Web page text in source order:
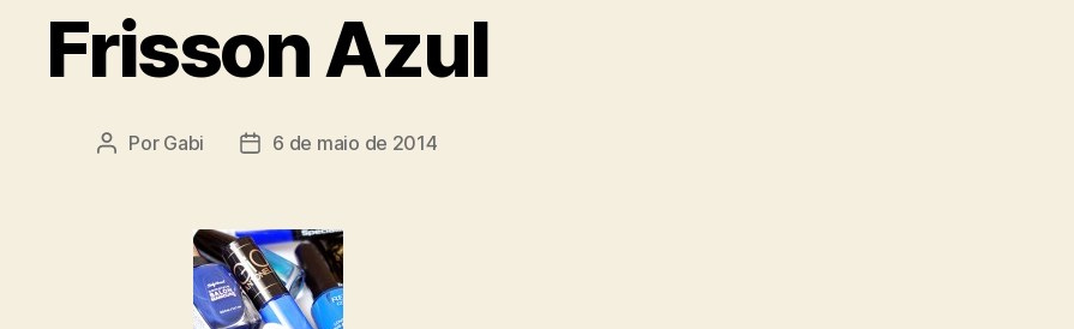
Frisson Azul
Autor
Por Gabi
Data6 de maio de 2014